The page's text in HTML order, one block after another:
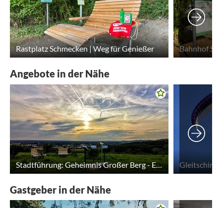
Rastplatz Schmecken | Weg für Genießer Bahnhof
Angebote in der Nähe
Stadtführung: Geheimnis Großer Berg - Eine Reise durch die Erdgeschichte
Gastgeber in der Nähe